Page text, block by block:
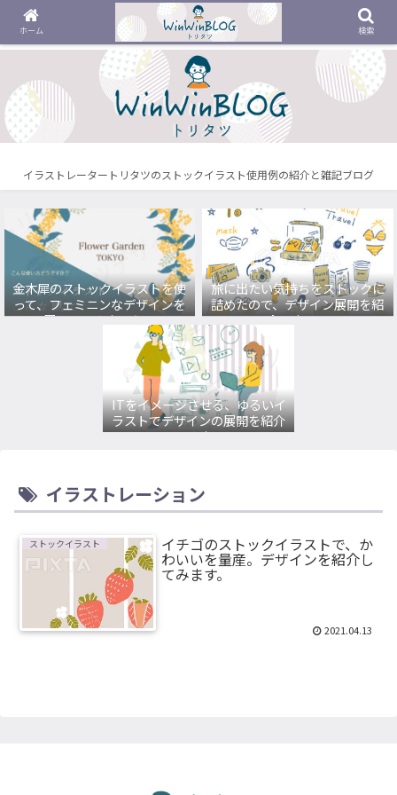
イラストレータートリタツのストックイラスト使用例の紹介と雑記ブログ
金木犀のストックイラストを使
って、フェミニンなデザインを
展開してみました。
旅に出たい気持ちをストックに
詰めたので、デザイン展開を紹
介します。
ITをイメージさせる、ゆるいイ
ラストでデザインの展開を紹介
してみます。
イラストレーション
ストックイラスト イチゴのストックイラストで、か
わいいを量産。デザインを紹介し
てみます。
2021.04.13
ホーム 検索